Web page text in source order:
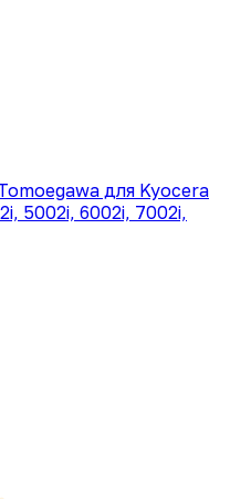
для Kyocera
5002i, 6002i, 7002i,